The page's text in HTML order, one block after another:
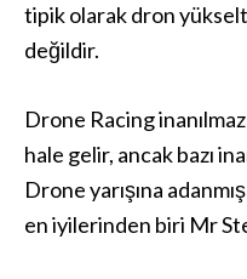
tipik olarak dron
değildir.
Drone Racing
hale gelir, ancak bazı
Drone yarışına
en iyilerinden biri Mr